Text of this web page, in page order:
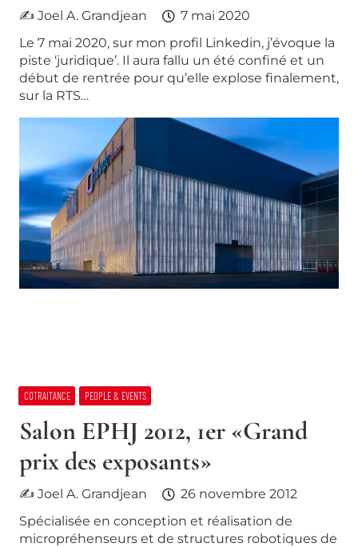
✍ Joel A. Grandjean
7 mai 2020
Le 7 mai 2020, sur mon profil Linkedin, j’évoque la
piste ‘juridique’. Il aura fallu un été confiné et un
début de rentrée pour qu’elle explose finalement,
sur la RTS…
COTRAITANCE PEOPLE & EVENTS
Salon EPHJ 2012, 1er «Grand
prix des exposants»
✍ Joel A. Grandjean
26 novembre 2012
Spécialisée en conception et réalisation de
micropréhenseurs et de structures robotiques de